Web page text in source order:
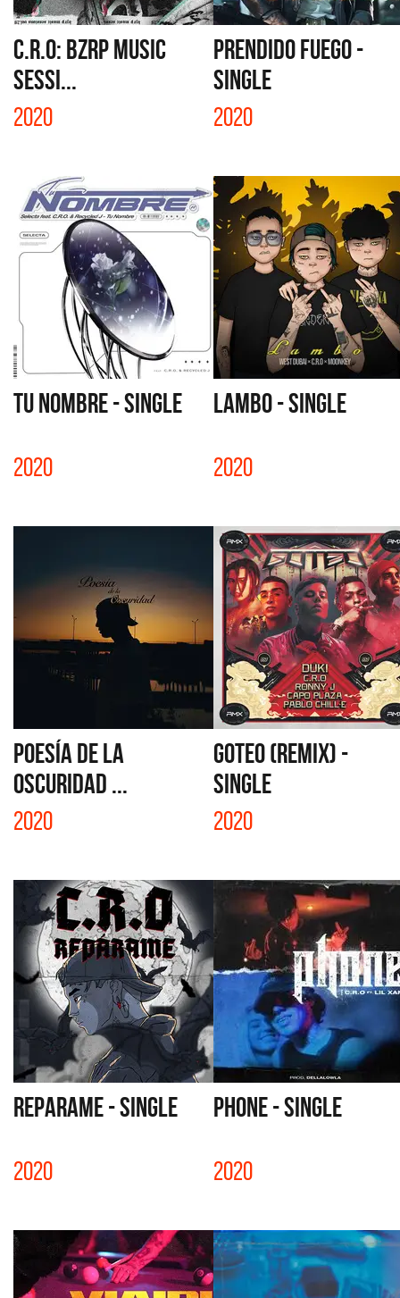
C.R.O: BZRP MUSIC
SESSI...
2020
PRENDIDO FUEGO -
SINGLE
2020
TU NOMBRE - SINGLE
2020
LAMBO - SINGLE
2020
POESÍA DE LA
OSCURIDAD ...
2020
GOTEO (REMIX) -
SINGLE
2020
REPARAME - SINGLE
2020
PHONE - SINGLE
2020